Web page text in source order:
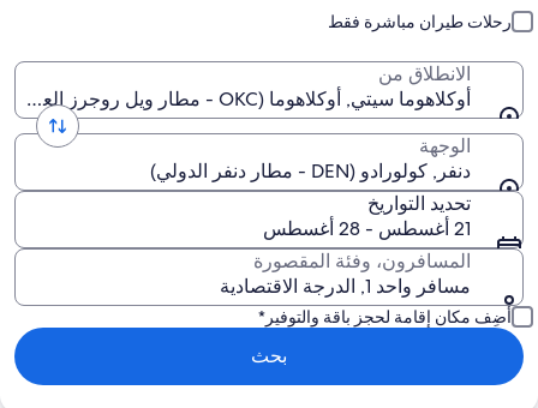
رحلات طيران مباشرة فقط
الانطلاق من
أوكلاهوما سيتي, أوكلاهوما (OKC - مطار ويل روجرز العالمي)
الوجهة
دنفر, كولورادو (DEN - مطار دنفر الدولي)
تحديد التواريخ
21 أغسطس - 28 أغسطس
المسافرون، وفئة المقصورة
مسافر واحد 1, الدرجة الاقتصادية
أضِف مكان إقامة لحجز باقة والتوفير*
بحث